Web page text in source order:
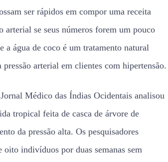
ser rápidos em compor uma receita
arterial se seus números forem um pouco
a água de coco é um tratamento natural
arterial em clientes com hipertensão.
Médico das Índias Ocidentais analisou
tropical feita de casca de árvore de
da pressão alta. Os pesquisadores
indivíduos por duas semanas sem